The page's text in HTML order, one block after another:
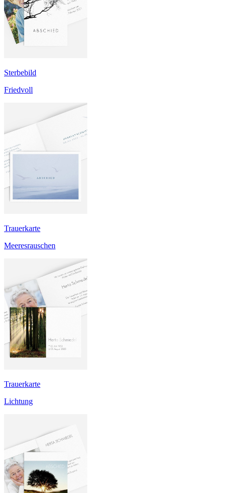
Sterbebild
Friedvoll
Trauerkarte
Meeresrauschen
Trauerkarte
Lichtung